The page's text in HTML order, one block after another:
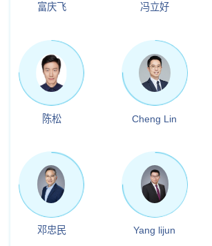
富庆飞 冯立好
陈松 Cheng Lin
邓忠民 Yang lijun